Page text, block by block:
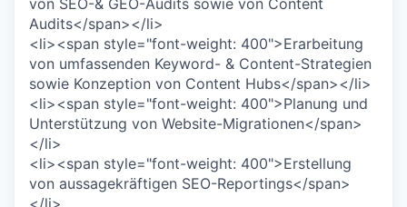
Audits</span></li>
<li><span style="font-weight: 400">Erarbeitung
von umfassenden Keyword- & Content-Strategien
sowie Konzeption von Content Hubs</span></li>
<li><span style="font-weight: 400">Planung und
Unterstützung von Website-Migrationen</span>
</li>
<li><span style="font-weight: 400">Erstellung
von aussagekräftigen SEO-Reportings</span>
</li>